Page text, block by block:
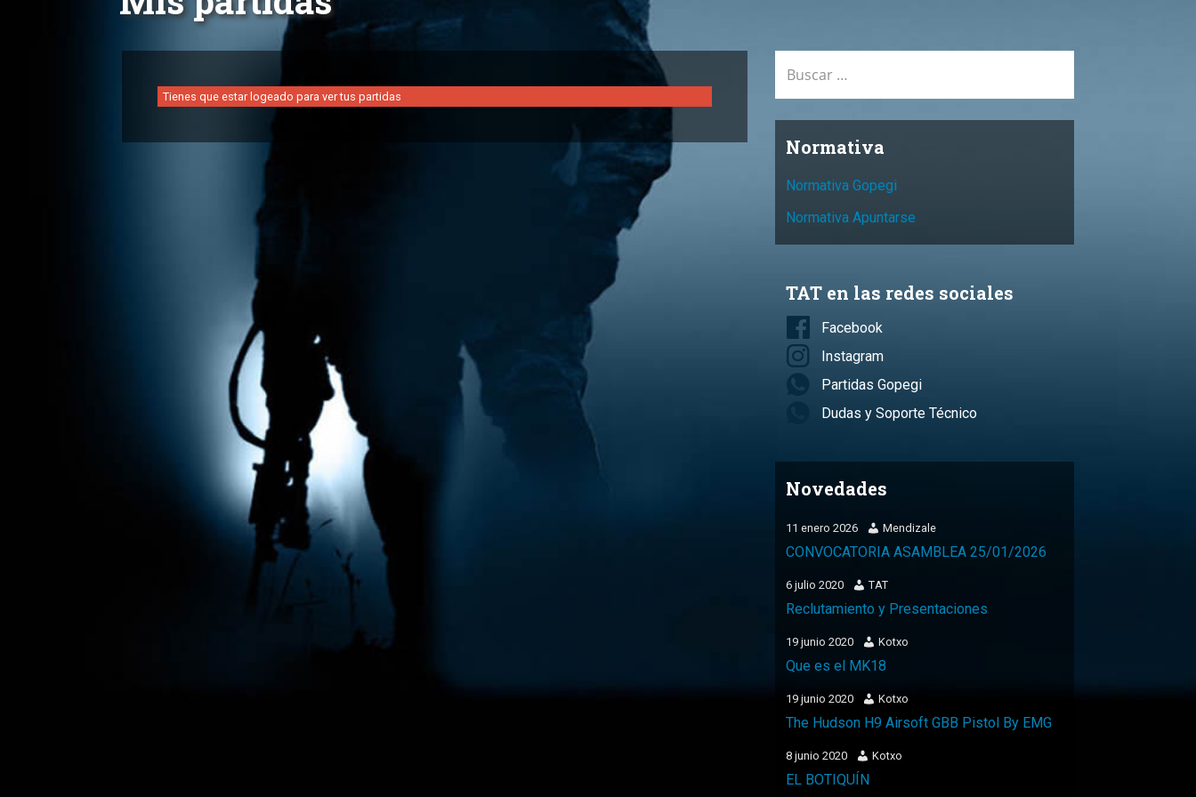
Tienes que estar logeado para ver tus partidas
Normativa
Normativa Gopegi
Normativa Apuntarse
TAT en las redes sociales
Facebook
Instagram
Partidas Gopegi
Dudas y Soporte Técnico
Novedades
11 enero 2026 Mendizale
CONVOCATORIA ASAMBLEA 25/01/2026
6 julio 2020 TAT
Reclutamiento y Presentaciones
19 junio 2020 Kotxo
Que es el MK18
19 junio 2020 Kotxo
The Hudson H9 Airsoft GBB Pistol By EMG
8 junio 2020 Kotxo
EL BOTIQUÍN